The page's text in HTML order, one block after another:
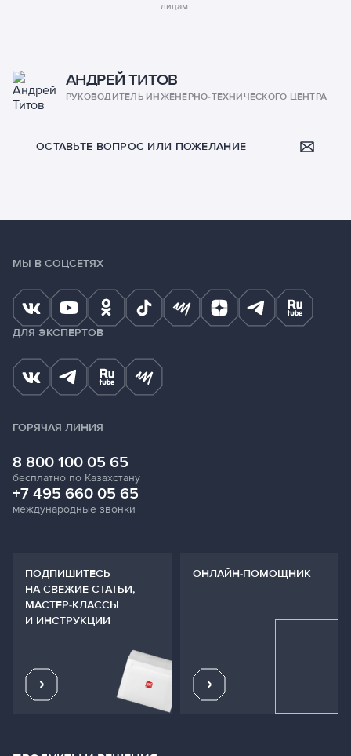
АНДРЕЙ ТИТОВ
РУКОВОДИТЕЛЬ ИНЖЕНЕРНО-ТЕХНИЧЕСКОГО ЦЕНТРА
ОСТАВЬТЕ ВОПРОС ИЛИ ПОЖЕЛАНИЕ
лицам.
МЫ В СОЦСЕТЯХ
ДЛЯ ЭКСПЕРТОВ
ГОРЯЧАЯ ЛИНИЯ
8 800 100 05 65
бесплатно по Казахстану
+7 495 660 05 65
международные звонки
ПОДПИШИТЕСЬ
НА СВЕЖИЕ СТАТЬИ,
МАСТЕР-КЛАССЫ
И ИНСТРУКЦИИ
ОНЛАЙН-ПОМОЩНИК